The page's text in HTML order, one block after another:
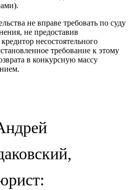
не вправе требовать по суду
не предоставив
несостоятельного
требование к этому
в конкурсную массу